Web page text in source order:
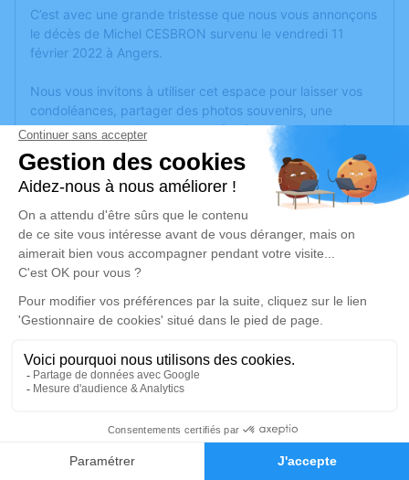
Faire-part Hommages
C’est avec une grande tristesse que nous vous annonçons
le décès de Michel CESBRON survenu le vendredi 11
février 2022 à Angers.
Nous vous invitons à utiliser cet espace pour laisser vos
condoléances, partager des photos souvenirs, une
anecdote ou exprimer vos pensées à travers des poèmes
ou des textes. Cet endroit est un lieu d'expression dédié à
honorer la mémoire de Michel CESBRON.
Un service de plantation d’arbre hommage estdisponible
vendredi 18 février 2022 à 10h30
Église de Soucelles
50 rue Mendès-France